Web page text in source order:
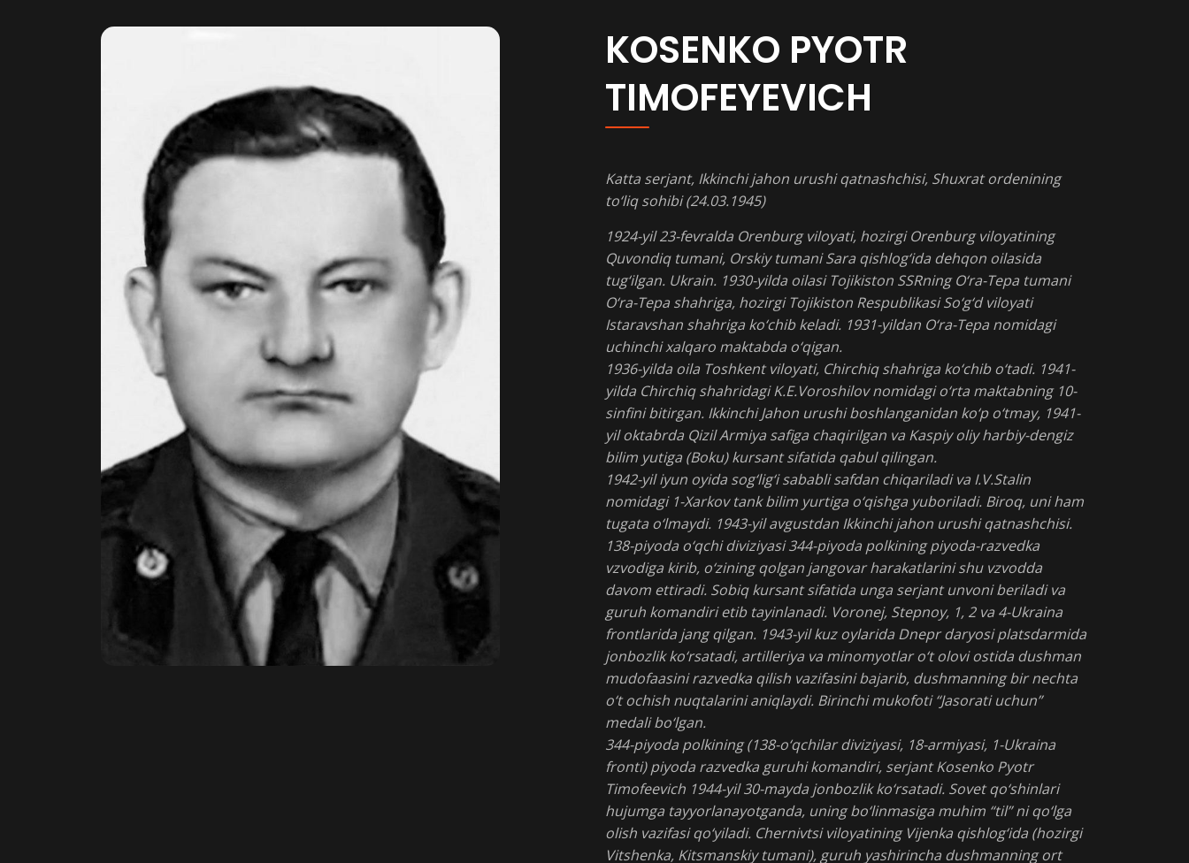
KOSENKO PYOTR
TIMOFEYEVICH
Katta serjant, Ikkinchi jahon urushi qatnashchisi, Shuxrat ordenining
to‘liq sohibi (24.03.1945)
1924-yil 23-fevralda Orenburg viloyati, hozirgi Orenburg viloyatining
Quvondiq tumani, Orskiy tumani Sara qishlog‘ida dehqon oilasida
tug‘ilgan. Ukrain. 1930-yilda oilasi Tojikiston SSRning O‘ra-Tepa tumani
O‘ra-Tepa shahriga, hozirgi Tojikiston Respublikasi So‘g‘d viloyati
Istaravshan shahriga ko‘chib keladi. 1931-yildan O‘ra-Tepa nomidagi
uchinchi xalqaro maktabda o‘qigan.
1936-yilda oila Toshkent viloyati, Chirchiq shahriga ko‘chib o‘tadi. 1941-
yilda Chirchiq shahridagi K.E.Voroshilov nomidagi o‘rta maktabning 10-
sinfini bitirgan. Ikkinchi Jahon urushi boshlanganidan ko‘p o‘tmay, 1941-
yil oktabrda Qizil Armiya safiga chaqirilgan va Kaspiy oliy harbiy-dengiz
bilim yutiga (Boku) kursant sifatida qabul qilingan.
1942-yil iyun oyida sog‘lig‘i sababli safdan chiqariladi va I.V.Stalin
nomidagi 1-Xarkov tank bilim yurtiga o‘qishga yuboriladi. Biroq, uni ham
tugata o‘lmaydi. 1943-yil avgustdan Ikkinchi jahon urushi qatnashchisi.
138-piyoda o‘qchi diviziyasi 344-piyoda polkining piyoda-razvedka
vzvodiga kirib, o‘zining qolgan jangovar harakatlarini shu vzvodda
davom ettiradi. Sobiq kursant sifatida unga serjant unvoni beriladi va
guruh komandiri etib tayinlanadi. Voronej, Stepnoy, 1, 2 va 4-Ukraina
frontlarida jang qilgan. 1943-yil kuz oylarida Dnepr daryosi platsdarmida
jonbozlik ko‘rsatadi, artilleriya va minomyotlar o‘t olovi ostida dushman
mudofaasini razvedka qilish vazifasini bajarib, dushmanning bir nechta
o‘t ochish nuqtalarini aniqlaydi. Birinchi mukofoti “Jasorati uchun”
medali bo‘lgan.
344-piyoda polkining (138-o‘qchilar diviziyasi, 18-armiyasi, 1-Ukraina
fronti) piyoda razvedka guruhi komandiri, serjant Kosenko Pyotr
Timofeevich 1944-yil 30-mayda jonbozlik ko‘rsatadi. Sovet qo‘shinlari
hujumga tayyorlanayotganda, uning bo‘linmasiga muhim “til” ni qo‘lga
olish vazifasi qo‘yiladi. Chernivtsi viloyatining Vijenka qishlog‘ida (hozirgi
Vitshenka, Kitsmanskiy tumani), guruh yashirincha dushmanning ort